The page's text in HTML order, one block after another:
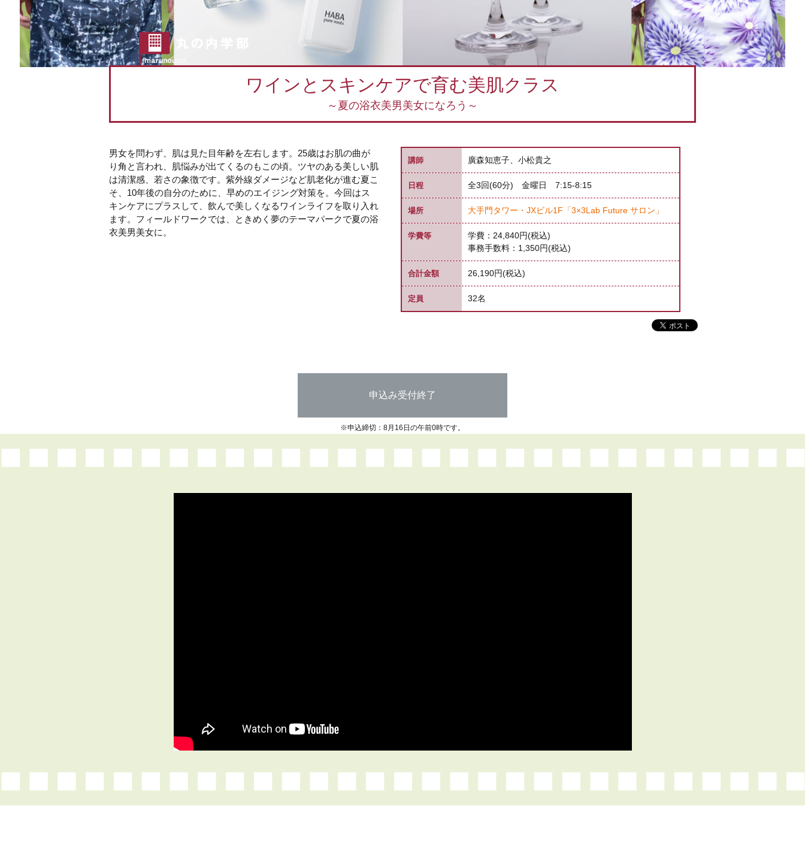
ワインとスキンケアで育む美肌クラス
～夏の浴衣美男美女になろう～
男女を問わず、肌は見た目年齢を左右します。25歳はお肌の曲が
り角と言われ、肌悩みが出てくるのもこの頃。ツヤのある美しい肌
は清潔感、若さの象徴です。紫外線ダメージなど肌老化が進む夏こ
そ、10年後の自分のために、早めのエイジング対策を。今回はス
キンケアにプラスして、飲んで美しくなるワインライフを取り入れ
ます。フィールドワークでは、ときめく夢のテーマパークで夏の浴
衣美男美女に。
講師 廣森知恵子、小松貴之
日程 全3回(60分) 金曜日 7:15-8:15
場所 大手門タワー・JXビル1F「3×3Lab Future サロン」
学費等
学費：24,840円(税込)
事務手数料：1,350円(税込)
合計金額 26,190円(税込)
定員 32名
申込み受付終了
※申込締切：8月16日の午前0時です。